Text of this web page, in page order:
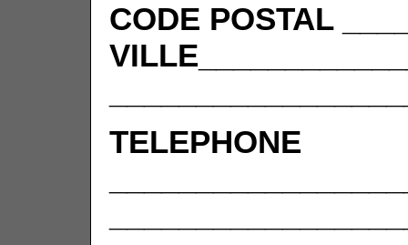
CODE POSTAL
TELEPHONE